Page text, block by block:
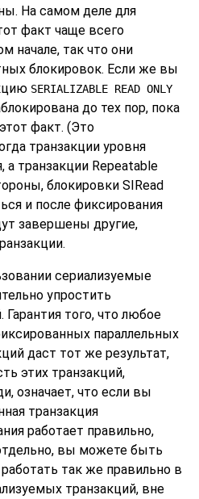
На самом деле для
факт чаще всего
начале, так что они
блокировок. Если же вы
SERIALIZABLE READ ONLY
до тех пор, пока
факт. (Это
транзакции уровня
а транзакции Repeatable
блокировки SIRead
и после фиксирования
завершены другие,
сериализуемые
упростить
того, что любое
параллельных
даст тот же результат,
этих транзакций,
означает, что если вы
транзакция
работает правильно,
вы можете быть
так же правильно в
транзакций, вне